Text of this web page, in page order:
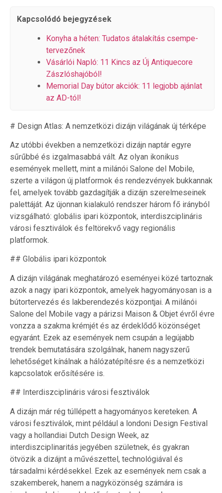
Kapcsolódó bejegyzések
Konyha a héten: Tudatos átalakítás csempe-
tervezőnek
Vásárlói Napló: 11 Kincs az Új Antiquecore
Zászlóshajóból!
Memorial Day bútor akciók: 11 legjobb ajánlat
az AD-tól!
# Design Atlas: A nemzetközi dizájn világának új térképe
Az utóbbi években a nemzetközi dizájn naptár egyre
sűrűbbé és izgalmasabbá vált. Az olyan ikonikus
események mellett, mint a milánói Salone del Mobile,
szerte a világon új platformok és rendezvények bukkannak
fel, amelyek tovább gazdagítják a dizájn szerelmeseinek
palettáját. Az újonnan kialakuló rendszer három fő irányból
vizsgálható: globális ipari központok, interdiszciplináris
városi fesztiválok és feltörekvő vagy regionális
platformok.
## Globális ipari központok
A dizájn világának meghatározó eseményei közé tartoznak
azok a nagy ipari központok, amelyek hagyományosan is a
bútortervezés és lakberendezés központjai. A milánói
Salone del Mobile vagy a párizsi Maison & Objet évről évre
vonzza a szakma krémjét és az érdeklődő közönséget
egyaránt. Ezek az események nem csupán a legújabb
trendek bemutatására szolgálnak, hanem nagyszerű
lehetőséget kínálnak a hálózatépítésre és a nemzetközi
kapcsolatok erősítésére is.
## Interdiszciplináris városi fesztiválok
A dizájn már rég túllépett a hagyományos kereteken. A
városi fesztiválok, mint például a londoni Design Festival
vagy a hollandiai Dutch Design Week, az
interdiszciplinaritás jegyében születnek, és gyakran
ötvözik a dizájnt a művészettel, technológiával és
társadalmi kérdésekkel. Ezek az események nem csak a
szakemberek, hanem a nagyközönség számára is